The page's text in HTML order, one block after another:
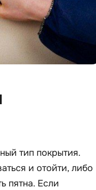
тип покрытия.
и отойти, либо
пятна. Если